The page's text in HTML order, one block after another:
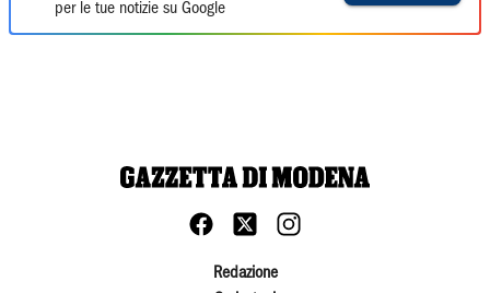
per le tue notizie su Google
Redazione